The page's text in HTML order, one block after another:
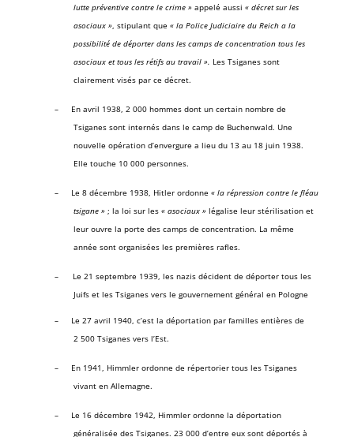
lutte préventive contre le crime » appelé aussi « décret sur les
asociaux » , stipulant que « la Police Judiciaire du Reich a la
possibilité de déporter dans les camps de concentration tous les
asociaux et tous les rétifs au travail ». Les Tsiganes sont
clairement visés par ce décret.
–
En avril 1938, 2 000 hommes dont un certain nombre de
Tsiganes sont internés dans le camp de Buchenwald. Une
nouvelle opération d’envergure a lieu du 13 au 18 juin 1938.
Elle touche 10 000 personnes.
– Le 8 décembre 1938, Hitler ordonne « la répression contre le fléau
tsigane » ; la loi sur les « asociaux » légalise leur stérilisation et
leur ouvre la porte des camps de concentration. La même
année sont organisées les premières rafles.
–
Le 21 septembre 1939, les nazis décident de déporter tous les
Juifs et les Tsiganes vers le gouvernement général en Pologne
–
Le 27 avril 1940, c’est la déportation par familles entières de
2 500 Tsiganes vers l’Est.
–
En 1941, Himmler ordonne de répertorier tous les Tsiganes
vivant en Allemagne.
–
Le 16 décembre 1942, Himmler ordonne la déportation
généralisée des Tsiganes. 23 000 d’entre eux sont déportés à